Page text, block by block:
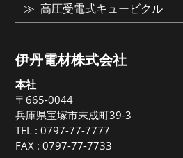
伊丹電材株式会社
本社
〒665-0044
兵庫県宝塚市末成町39-3
TEL :0797-77-7777
FAX : 0797-77-7733
高圧受電式キュービクル